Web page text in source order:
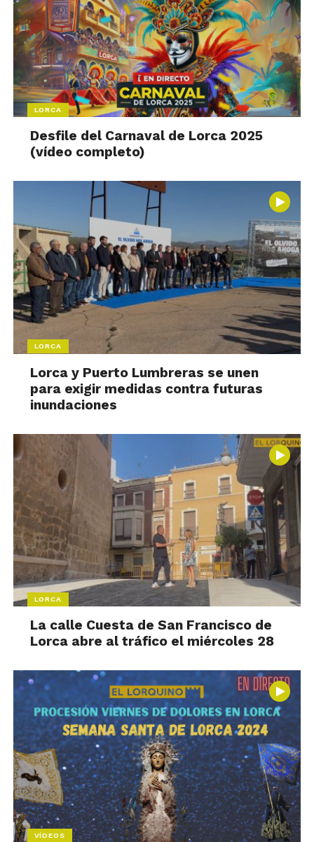
LORCA
Desfile del Carnaval de Lorca 2025
(vídeo completo)
LORCA
Lorca y Puerto Lumbreras se unen
para exigir medidas contra futuras
inundaciones
LORCA
La calle Cuesta de San Francisco de
Lorca abre al tráfico el miércoles 28
VÍDEOS